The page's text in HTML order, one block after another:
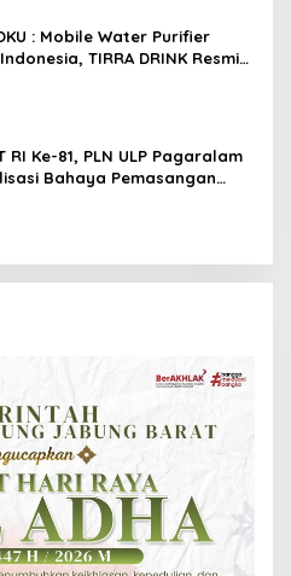
: Mobile Water Purifier
TIRRA DRINK Resmi
RI Ke-81, PLN ULP Pagaralam
Bahaya Pemasangan